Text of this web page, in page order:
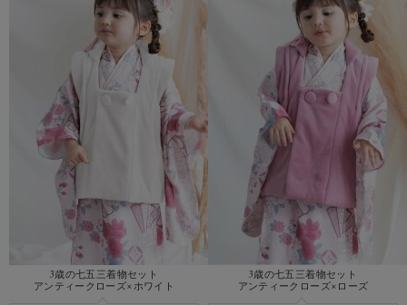
3歳の七五三着物セット
アンティークローズ×ホワイト
3歳の七五三着物セット
アンティークローズ×ローズ